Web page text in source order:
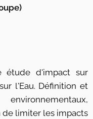
étude d'impact sur
l'Eau. Définition et
de limiter les impacts